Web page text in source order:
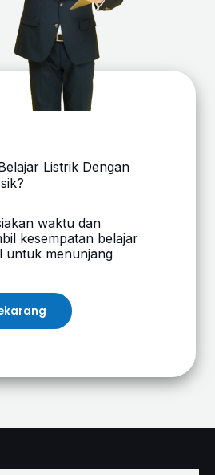
Listrik Dengan
waktu dan
kesempatan belajar
untuk menunjang